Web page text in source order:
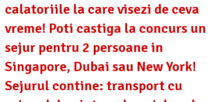
calatoriile la care visezi de ceva
vreme! Poti castiga la concurs un
sejur pentru 2 persoane in
Singapore, Dubai sau New York!
Sejurul contine: transport cu